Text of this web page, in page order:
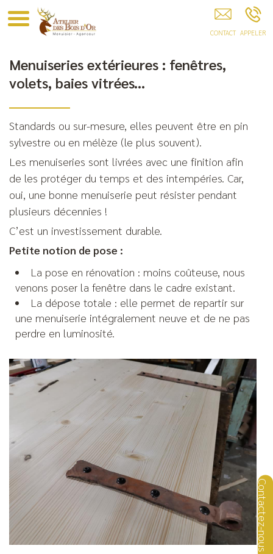
Menuiseries extérieures : fenêtres,
volets, baies vitrées...
Standards ou sur-mesure, elles peuvent être en pin
sylvestre ou en mélèze (le plus souvent).
Les menuiseries sont livrées avec une finition afin
de les protéger du temps et des intempéries. Car,
oui, une bonne menuiserie peut résister pendant
plusieurs décennies !
C’est un investissement durable.
Petite notion de pose :
La pose en rénovation : moins coûteuse, nous
venons poser la fenêtre dans le cadre existant.
La dépose totale : elle permet de repartir sur
une menuiserie intégralement neuve et de ne pas
perdre en luminosité.